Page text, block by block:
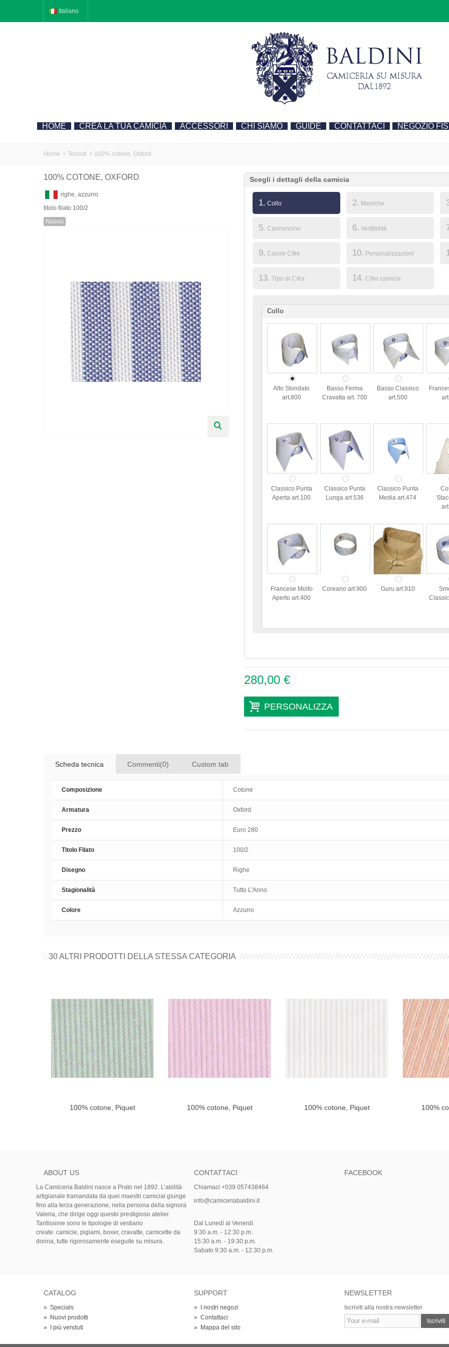
Italiano
HOME CREA LA TUA CAMICIA ACCESSORI CHI SIAMO GUIDE CONTATTACI NEGOZIO
Home > Tessuti > 100% cotone, Oxford
100% COTONE, OXFORD
righe, azzurro
titolo filato 100/2
Nuovo
Scegli i dettagli della camicia
1. Collo 2. Maniche
5. Cannoncino 6. Vestibilità
9. Colore Cifre 10. Personalizzazioni
13. Tipo di Cifra 14. Cifre camicia
Collo
Alto Stondato
art.800
Basso Ferma
Cravatta art. 700
Basso Classico
art.500
Classico Punta
Aperta art.100
Classico Punta
Lunga art.536
Classico Punta
Media art.474
Francese Molto
Aperto art.400
Coreano art.900 Guru art.910
280,00 €
PERSONALIZZA
Scheda tecnica Commenti(0) Custom tab
Composizione Cotone
Armatura Oxford
Prezzo Euro 280
Titolo Filato 100/2
Disegno Righe
Stagionalità Tutto L'Anno
Colore Azzurro
30 ALTRI PRODOTTI DELLA STESSA CATEGORIA
100% cotone, Piquet 100% cotone, Piquet 100% cotone, Piquet 100%
ABOUT US
La Camiceria Baldini nasce a Prato nel 1892. L’abilità
artigianale tramandata da quei maestri camiciai giunge
fino alla terza generazione, nella persona della signora
Valeria, che dirige oggi questo prestigioso atelier.
Tantissime sono le tipologie di vestiario
create: camicie, pigiami, boxer, cravatte, camicette da
donna, tutte rigorosamente eseguite su misura.
CONTATTACI
Chiamaci +039 057438464
info@camiceriabaldini.it
Dal Lunedì al Venerdì
9:30 a.m. - 12:30 p.m.
15:30 a.m. - 19:30 p.m.
Sabato 9:30 a.m. - 12:30 p.m.
FACEBOOK
CATALOG
» Specials
»
Nuovi prodotti
»
I più venduti
SUPPORT
»
I nostri negozi
» Contattaci
»
Mappa del sito
NEWSLETTER
Iscriviti alla nostra newsletter
Iscriviti